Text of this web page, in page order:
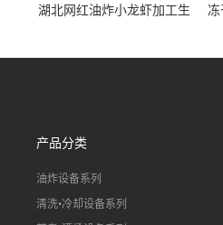
湖北网红油炸小龙虾加工生
线）
冻
产品分类
油炸设备系列
清洗•冷却设备系列